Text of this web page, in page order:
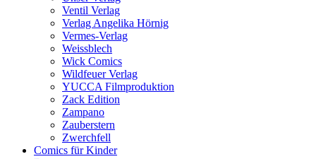
Ventil Verlag
Verlag Angelika Hörnig
Vermes-Verlag
Weissblech
Wick Comics
Wildfeuer Verlag
YUCCA Filmproduktion
Zack Edition
Zampano
Zauberstern
Zwerchfell
Comics für Kinder